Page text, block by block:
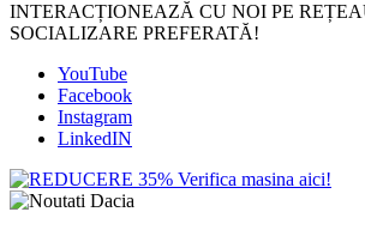
INTERACȚIONEAZĂ CU NOI PE
SOCIALIZARE PREFERATĂ!
YouTube
Facebook
Instagram
LinkedIN